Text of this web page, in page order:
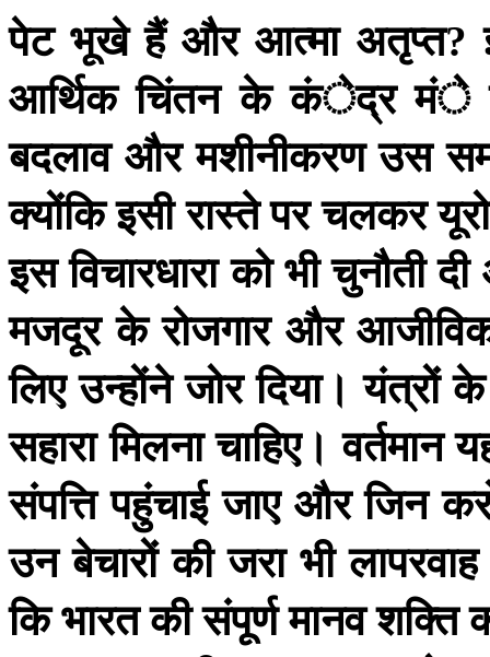
पेट भूखे हैं और आत्मा अतृप्त?
आर्थिक चिंतन के कंेद्र मंे
बदलाव और मशीनीकरण उस
क्योंकिइसीरास्तेपरचलकर
इस विचारधारा को भी चुनौती दी
मजदूर के रोजगार और
लिए उन्होंने जोर दिया। यंत्रों के
सहारा मिलना चाहिए। वर्तमान
संपत्ति पहुंचाई जाए और जिन
उन बेचारों की जरा भी लापरवाह
किभारतकीसंपूर्णमानवशक्ति